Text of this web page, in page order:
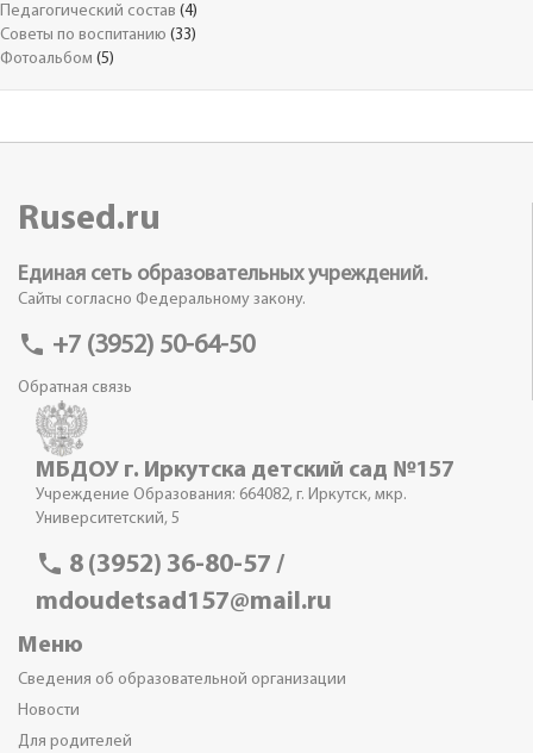
Педагогический состав (4)
Советы по воспитанию (33)
Фотоальбом (5)
Rused.ru
Единая сеть образовательных учреждений.
Сайты согласно Федеральному закону.
phone +7 (3952) 50-64-50
Обратная связь
МБДОУ г. Иркутска детский сад №157
Учреждение Образования: 664082, г. Иркутск, мкр.
Университетский, 5
phone 8 (3952) 36-80-57 /
mdoudetsad157@mail.ru
Меню
Сведения об образовательной организации
Новости
Для родителей